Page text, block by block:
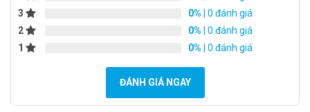
niềm tin chính là
3
0% | 0 đánh giá
2
0% | 0 đánh giá
1
0% | 0 đánh giá
ĐÁNH GIÁ NGAY